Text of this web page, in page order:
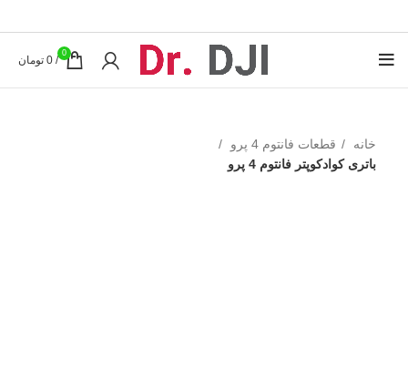
0
/
0 تومان
خانه
قطعات فانتوم 4 پرو
باتری کوادکوپتر فانتوم 4 پرو